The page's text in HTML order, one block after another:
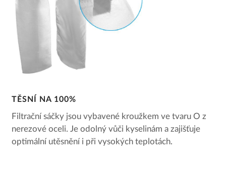
TĚSNÍ NA 100%
Filtrační sáčky jsou vybavené kroužkem ve tvaru O z
nerezové oceli. Je odolný vůči kyselinám a zajišťuje
optimální utěsnění i při vysokých teplotách.